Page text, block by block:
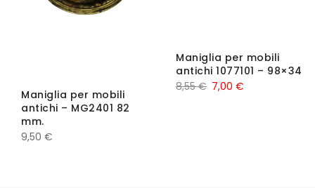
Maniglia per mobili
antichi – MG2401 82
mm.
9,50 €
Maniglia per mobili
antichi 1077101 – 98×34
8,55€ 7,00 €